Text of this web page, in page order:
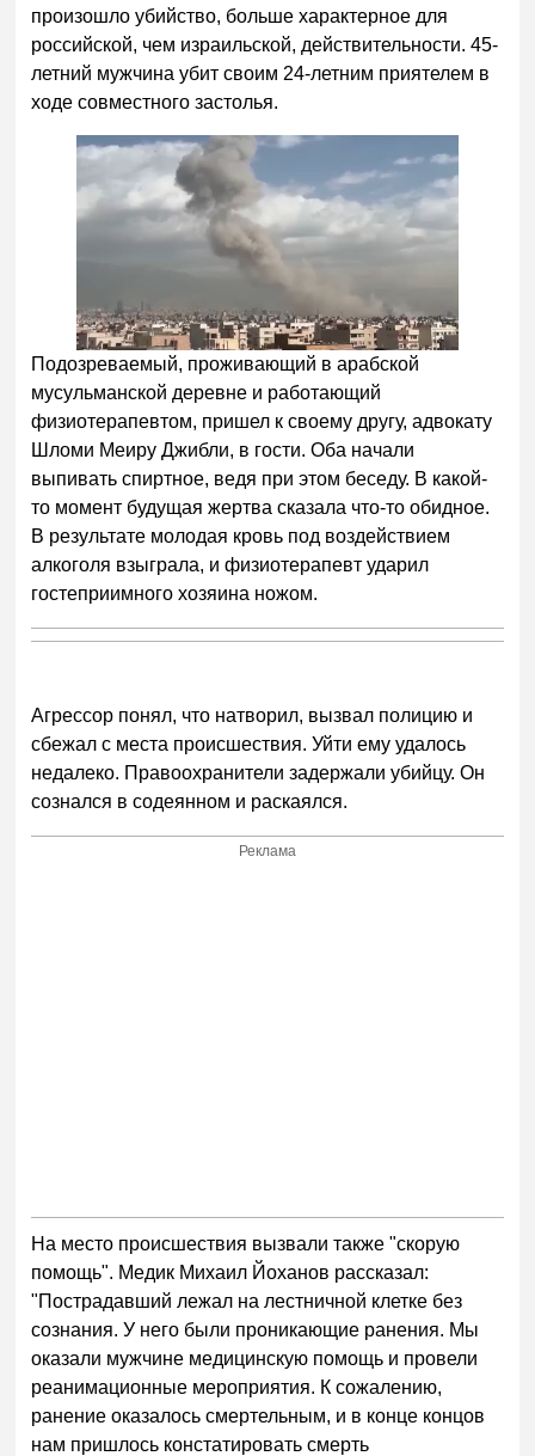
произошло убийство, больше характерное для
российской, чем израильской, действительности. 45-
летний мужчина убит своим 24-летним приятелем в
ходе совместного застолья.
Подозреваемый, проживающий в арабской
мусульманской деревне и работающий
физиотерапевтом, пришел к своему другу, адвокату
Шломи Меиру Джибли, в гости. Оба начали
выпивать спиртное, ведя при этом беседу. В какой-
то момент будущая жертва сказала что-то обидное.
В результате молодая кровь под воздействием
алкоголя взыграла, и физиотерапевт ударил
гостеприимного хозяина ножом.
Агрессор понял, что натворил, вызвал полицию и
сбежал с места происшествия. Уйти ему удалось
недалеко. Правоохранители задержали убийцу. Он
сознался в содеянном и раскаялся.
Реклама
На место происшествия вызвали также "скорую
помощь". Медик Михаил Йоханов рассказал:
"Пострадавший лежал на лестничной клетке без
сознания. У него были проникающие ранения. Мы
оказали мужчине медицинскую помощь и провели
реанимационные мероприятия. К сожалению,
ранение оказалось смертельным, и в конце концов
нам пришлось констатировать смерть